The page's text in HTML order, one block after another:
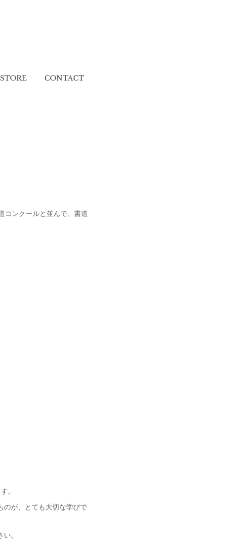
CONTACT
コンクールと並んで、書道
。
のが、とても大切な学びで
。